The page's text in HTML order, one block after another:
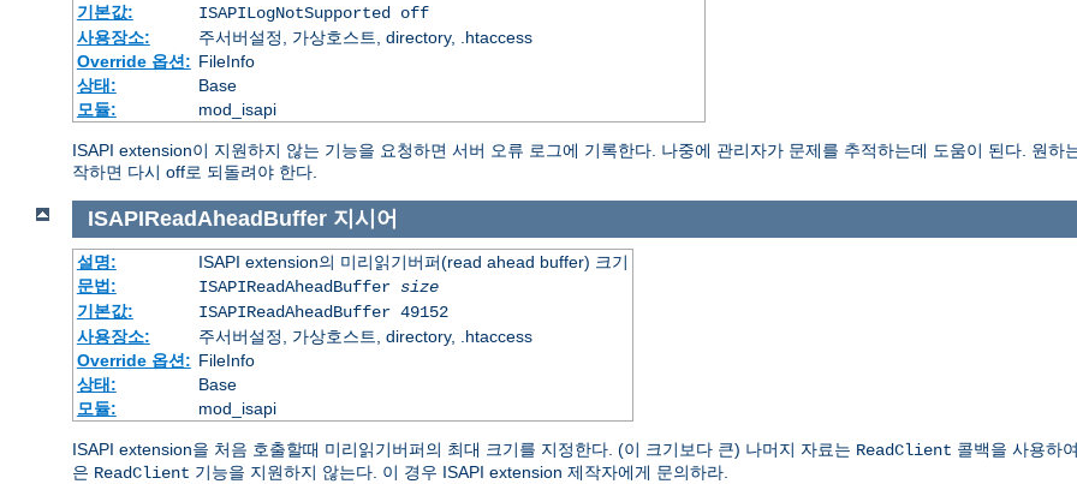
기본값:
ISAPILogNotSupported off
사용장소:
주서버설정, 가상호스트, directory, .htaccess
Override 옵션: FileInfo
상태:
Base
모듈:
mod_isapi
ISAPI extension이 지원하지 않는 기능을 요청하면 서버 오류 로그에 기록한다. 나중에 관리자가 문제를 추적하는데 도움이 된다. 원하
작하면 다시 off로 되돌려야 한다.
ISAPIReadAheadBuffer 지시어
설명:
ISAPI extension의 미리읽기버퍼(read ahead buffer) 크기
문법:
ISAPIReadAheadBuffer size
기본값:
ISAPIReadAheadBuffer 49152
사용장소:
주서버설정, 가상호스트, directory, .htaccess
Override 옵션: FileInfo
상태:
Base
모듈:
mod_isapi
ISAPI extension을 처음 호출할때 미리읽기버퍼의 최대 크기를 지정한다. (이 크기보다 큰) 나머지 자료는 ReadClient 콜백을 사용하
은 ReadClient 기능을 지원하지 않는다. 이 경우 ISAPI extension 제작자에게 문의하라.